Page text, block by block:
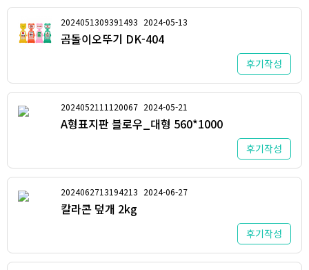
2024051309391493 2024-05-13
곰돌이오뚜기 DK-404
후기작성
2024052111120067 2024-05-21
A형표지판 블로우_대형 560*1000
후기작성
2024062713194213 2024-06-27
칼라콘 덮개 2kg
후기작성